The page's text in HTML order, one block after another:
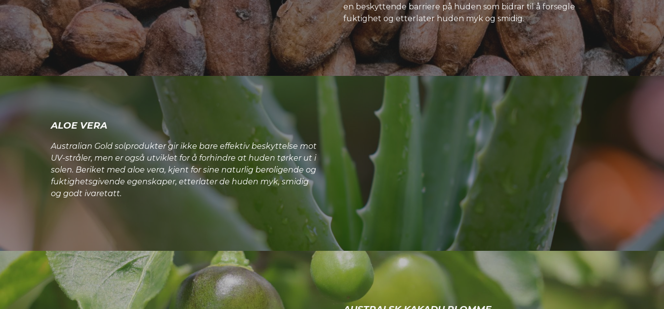
en beskyttende barriere på huden som bidrar til å forsegle
fuktighet og etterlater huden myk og smidig.
ALOE VERA
Australian Gold solprodukter gir ikke bare effektiv beskyttelse mot
UV-stråler, men er også utviklet for å forhindre at huden tørker ut i
solen. Beriket med aloe vera, kjent for sine naturlig beroligende og
fuktighetsgivende egenskaper, etterlater de huden myk, smidig
og godt ivaretatt.